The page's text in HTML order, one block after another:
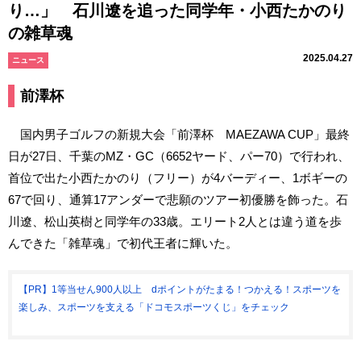
り…」 石川遼を追った同学年・小西たかのり
の雑草魂
ニュース 2025.04.27
前澤杯
国内男子ゴルフの新規大会「前澤杯 MAEZAWA CUP」最終
日が27日、千葉のMZ・GC（6652ヤード、パー70）で行われ、
首位で出た小西たかのり（フリー）が4バーディー、1ボギーの
67で回り、通算17アンダーで悲願のツアー初優勝を飾った。石
川遼、松山英樹と同学年の33歳。エリート2人とは違う道を歩
んできた「雑草魂」で初代王者に輝いた。
【PR】1等当せん900人以上 dポイントがたまる！つかえる！スポーツを
楽しみ、スポーツを支える「ドコモスポーツくじ」をチェック